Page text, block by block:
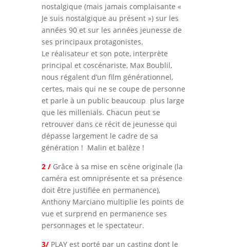
nostalgique (mais jamais complaisante «
Je suis nostalgique au présent ») sur les
années 90 et sur les années jeunesse de
ses principaux protagonistes.
Le réalisateur et son pote, interprète
principal et coscénariste, Max Boublil,
nous régalent d’un film générationnel,
certes, mais qui ne se coupe de personne
et parle à un public beaucoup plus large
que les millenials. Chacun peut se
retrouver dans ce récit de jeunesse qui
dépasse largement le cadre de sa
génération ! Malin et balèze !
2 /Grâce à sa mise en scène originale (la
caméra est omniprésente et sa présence
doit être justifiée en permanence),
Anthony Marciano multiplie les points de
vue et surprend en permanence ses
personnages et le spectateur.
3/PLAY est porté par un casting dont le